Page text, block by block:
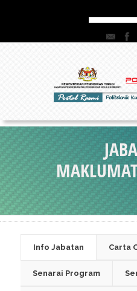
Info Jabatan Carta
Senarai Program